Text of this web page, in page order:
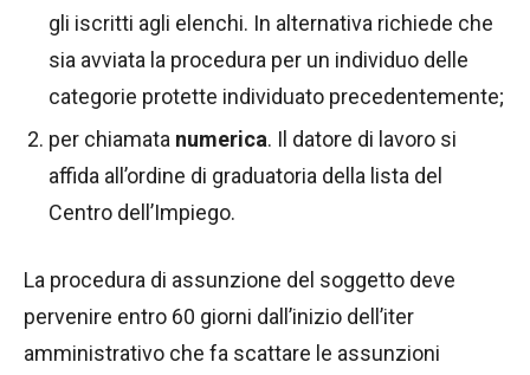
gli iscritti agli elenchi. In alternativa richiede che
sia avviata la procedura per un individuo delle
categorie protette individuato precedentemente;
per chiamata numerica. Il datore di lavoro si
affida all’ordine di graduatoria della lista del
Centro dell’Impiego.
La procedura di assunzione del soggetto deve
pervenire entro 60 giorni dall’inizio dell’iter
amministrativo che fa scattare le assunzioni